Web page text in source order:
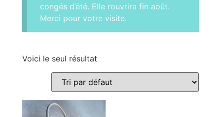
congés d’été. Elle rouvrira fin août.
Merci pour votre visite.
Voici le seul résultat